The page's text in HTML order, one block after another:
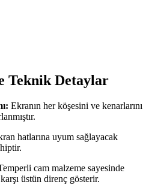
Teknik Detaylar
Ekranın her köşesini ve kenarlarını
hatlarına uyum sağlayacak
cam malzeme sayesinde
üstün direnç gösterir.